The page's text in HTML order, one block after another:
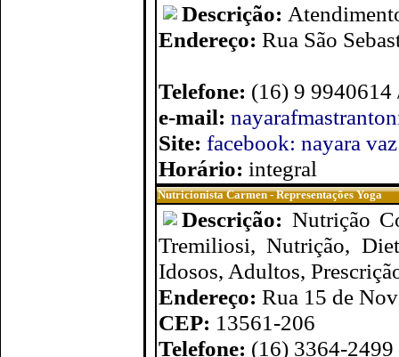
Descrição:
Endereço: Rua São
Telefone: (16) 9
e-mail:
Site: facebook: nayara vaz
Horário: integral
Nutricionista Carmen - Representações Yoga
Descrição: Nutrição
Tremiliosi, Nutrição,
Idosos, Adultos,
Endereço: Rua 15 de
CEP: 13561-206
Telefone: (16) 3364-